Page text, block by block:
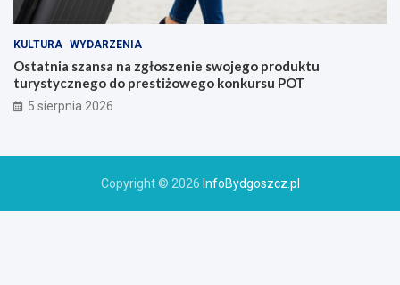
KULTURA WYDARZENIA
Ostatnia szansa na zgłoszenie swojego produktu
turystycznego do prestiżowego konkursu POT
5 sierpnia 2026
Copyright © 2026 InfoBydgoszcz.pl